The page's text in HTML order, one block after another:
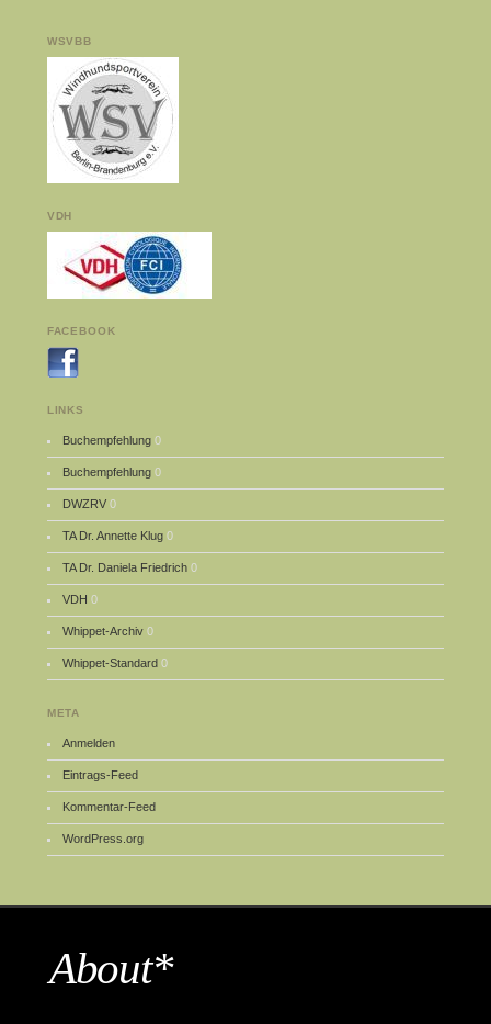
WSVBB
VDH
FACEBOOK
LINKS
Buchempfehlung 0
Buchempfehlung 0
DWZRV 0
TA Dr. Annette Klug 0
TA Dr. Daniela Friedrich 0
VDH 0
Whippet-Archiv 0
Whippet-Standard 0
META
Anmelden
Eintrags-Feed
Kommentar-Feed
WordPress.org
About*